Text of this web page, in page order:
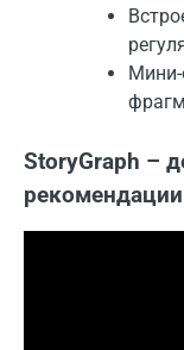
Мини-
StoryGraph –